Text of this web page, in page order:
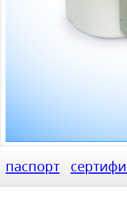
паспорт